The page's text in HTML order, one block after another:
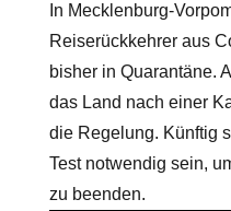
In Mecklenburg-
Reiserückkehrer aus
bisher in Quarantäne.
das Land nach einer
die Regelung. Künftig
Test notwendig sein,
zu beenden.